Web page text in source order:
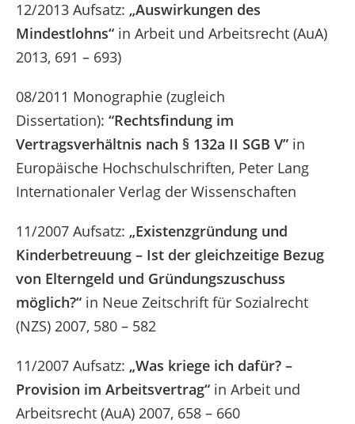
12/2013 Aufsatz: „Auswirkungen des
Mindestlohns“in Arbeit und Arbeitsrecht (AuA)
2013, 691 – 693)
08/2011 Monographie (zugleich
Dissertation): “Rechtsfindung im
Vertragsverhältnis nach § 132a II SGB V”in
Europäische Hochschulschriften, Peter Lang
Internationaler Verlag der Wissenschaften
11/2007 Aufsatz: „Existenzgründung und
Kinderbetreuung – Ist der gleichzeitige Bezug
von Elterngeld und Gründungszuschuss
möglich?“in Neue Zeitschrift für Sozialrecht
(NZS) 2007, 580 – 582
11/2007 Aufsatz: „Was kriege ich dafür? –
Provision im Arbeitsvertrag“in Arbeit und
Arbeitsrecht (AuA) 2007, 658 – 660